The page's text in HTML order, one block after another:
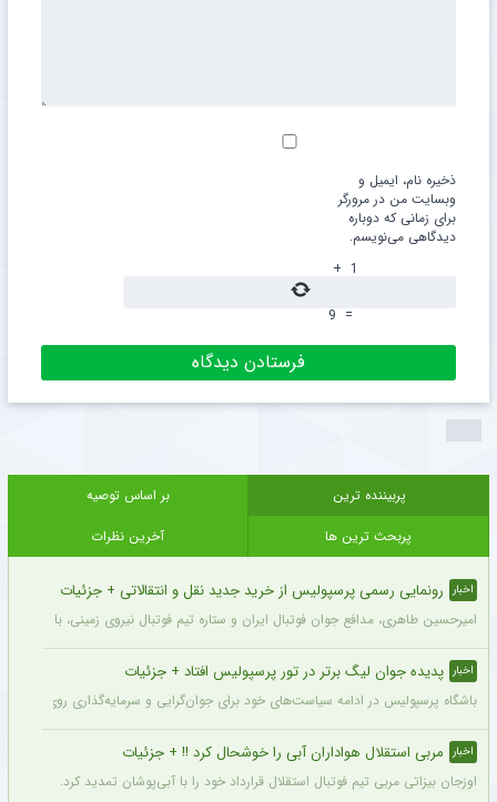
ذخیره نام، ایمیل و
وبسایت من در مرورگر
برای زمانی که دوباره
دیدگاهی می‌نویسم.
1
+
=
9
پربیننده ترین
بر اساس توصیه
پربحث ترین ها
آخرین نظرات
اخبار رونمایی رسمی پرسپولیس از خرید جدید نقل و انتقالاتی + جزئیات
امیرحسین طاهری، مدافع جوان فوتبال ایران و ستاره تیم فوتبال نیروی زمینی، با
اخبار پدیده جوان لیگ برتر در تور پرسپولیس افتاد + جزئیات
باشگاه پرسپولیس در ادامه سیاست‌های خود برای جوان‌گرایی و سرمایه‌گذاری روی استعدادهای آینده فوتبال
اخبار مربی استقلال هواداران آبی را خوشحال کرد !! + جزئیات
اوزجان بیزاتی مربی تیم فوتبال استقلال قرارداد خود را با آبی‌پوشان تمدید کرد.